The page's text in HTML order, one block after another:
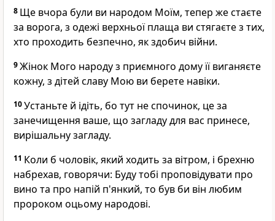
8 Ще вчора були ви народом Моїм, тепер же стаєте
за ворога, з одежі верхньої плаща ви стягаєте з тих,
хто проходить безпечно, як здобич війни.
9Жінок Мого народу з приємного дому її виганяєте
кожну, з дітей славу Мою ви берете навіки.
10Устаньте й ідіть, бо тут не спочинок, це за
занечищення ваше, що загладу для вас принесе,
вирішальну загладу.
11 Коли б чоловік, який ходить за вітром, і брехню
набрехав, говорячи: Буду тобі проповідувати про
вино та про напій п'янкий, то був би він любим
пророком оцьому народові.